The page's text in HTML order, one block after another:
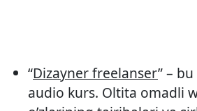
“Dizayner freelanser” –
audio kurs. Oltita omadli